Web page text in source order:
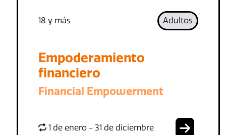
18 y más Adultos
Empoderamiento
financiero
Financial Empowerment
1 de enero - 31 de diciembre